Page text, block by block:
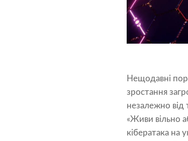
Нещодавні
зростання
незалежно від
«Живи вільно
кібератака на